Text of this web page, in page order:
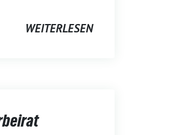
WEITERLESEN